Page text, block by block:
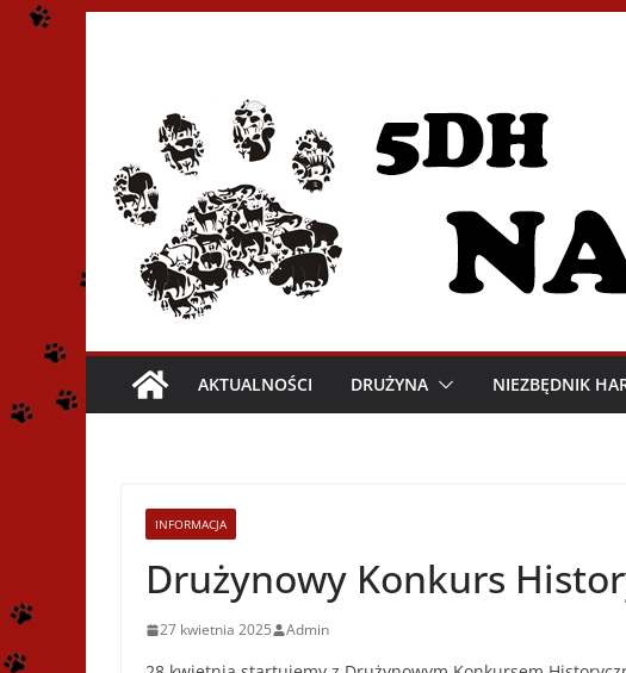
AKTUALNOŚCI DRUŻYNA NIEZBĘDNIK
INFORMACJA
Drużynowy Konkurs
27 kwietnia 2025 Admin